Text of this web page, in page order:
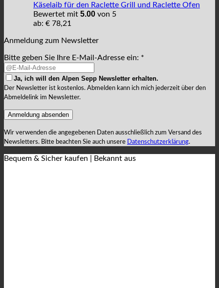
Käselaib für den Raclette Grill und Raclette Ofen
Bewertet mit 5.00 von 5
ab: € 78,21
Anmeldung zum Newsletter
Bitte geben Sie Ihre E-Mail-Adresse ein: *
Ja, ich will den Alpen Sepp Newsletter erhalten.
Der Newsletter ist kostenlos. Abmelden kann ich mich jederzeit über den
Abmeldelink im Newsletter.
Wir verwenden die angegebenen Daten ausschließlich zum Versand des
Newsletters. Bitte beachten Sie auch unsere Datenschutzerklärung.
Bequem & Sicher kaufen | Bekannt aus